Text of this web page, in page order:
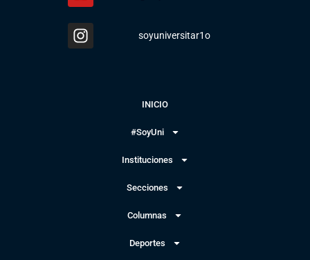
soyuniversitar1o
INICIO
#SoyUni
Instituciones
Secciones
Columnas
Deportes